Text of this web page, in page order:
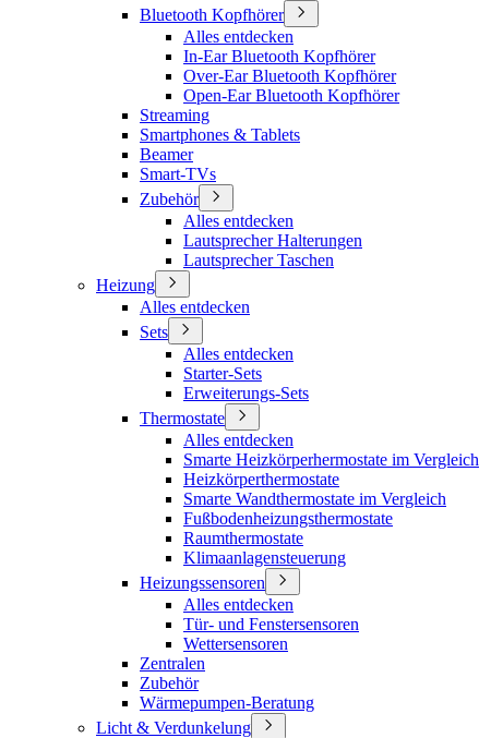
Bluetooth Kopfhörer
Alles entdecken
In-Ear Bluetooth Kopfhörer
Over-Ear Bluetooth Kopfhörer
Open-Ear Bluetooth Kopfhörer
Streaming
Smartphones & Tablets
Beamer
Smart-TVs
Zubehör
Alles entdecken
Lautsprecher Halterungen
Lautsprecher Taschen
Heizung
Alles entdecken
Sets
Alles entdecken
Starter-Sets
Erweiterungs-Sets
Thermostate
Alles entdecken
Smarte Heizkörperhermostate im Vergleich
Heizkörperthermostate
Smarte Wandthermostate im Vergleich
Fußbodenheizungsthermostate
Raumthermostate
Klimaanlagensteuerung
Heizungssensoren
Alles entdecken
Tür- und Fenstersensoren
Wettersensoren
Zentralen
Zubehör
Wärmepumpen-Beratung
Licht & Verdunkelung